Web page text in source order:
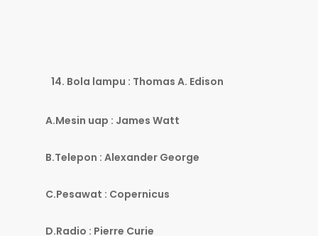
Bola lampu : Thomas A. Edison
A.Mesin uap : James Watt
B.Telepon : Alexander George
C.Pesawat : Copernicus
D.Radio : Pierre Curie